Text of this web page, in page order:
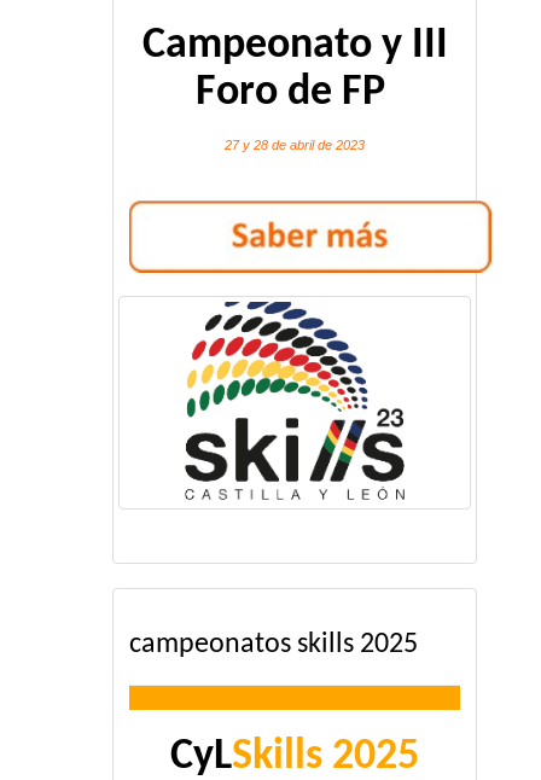
Campeonato y III
Foro de FP
27 y 28 de abril de 2023
campeonatos skills 2025
CyLSkills 2025